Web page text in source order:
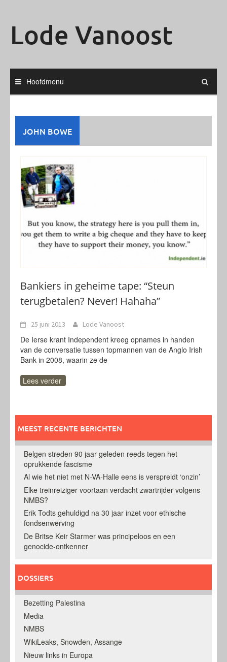
Lode Vanoost
Hoofdmenu
JOHN BOWE
Bankiers in geheime tape: “Steun
terugbetalen? Never! Hahaha”
25 juni 2013 Lode Vanoost
De Ierse krant Independent kreeg opnames in handen
van de conversatie tussen topmannen van de Anglo Irish
Bank in 2008, waarin ze de
Lees verder
MEEST RECENTE BERICHTEN
Belgen streden 90 jaar geleden reeds tegen het
oprukkende fascisme
Al wie het niet met N-VA-Halle eens is verspreidt ‘onzin’
Elke treinreiziger voortaan verdacht zwartrijder volgens
NMBS?
Erik Todts gehuldigd na 30 jaar inzet voor ethische
fondsenwerving
De Britse Keir Starmer was principeloos en een
genocide-ontkenner
DOSSIERS
Bezetting Palestina
Media
NMBS
WikiLeaks, Snowden, Assange
Nieuw links in Europa